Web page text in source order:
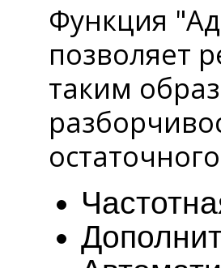
Функция
позволяет
таким